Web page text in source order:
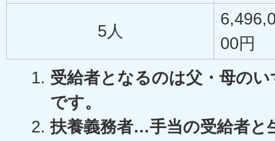
5人
00円
受給者となるのは父・母の
です。
扶養義務者…手当の受給者と